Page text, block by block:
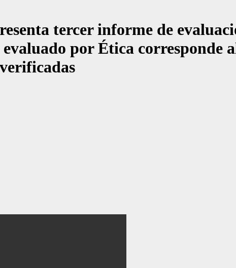
tercer informe de
por Ética corresponde